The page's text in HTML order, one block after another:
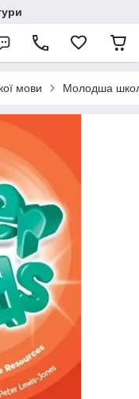
мови Молодша